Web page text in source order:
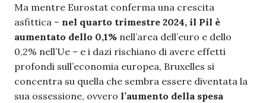
Ma mentre Eurostat conferma una crescita
asfittica – nel quarto trimestre 2024, il Pil è
aumentato dello 0,1% nell’area dell’euro e dello
0,2% nell’Ue – e i dazi rischiano di avere effetti
profondi sull’economia europea, Bruxelles si
concentra su quella che sembra essere diventata la
sua ossessione, ovvero l’aumento della spesa